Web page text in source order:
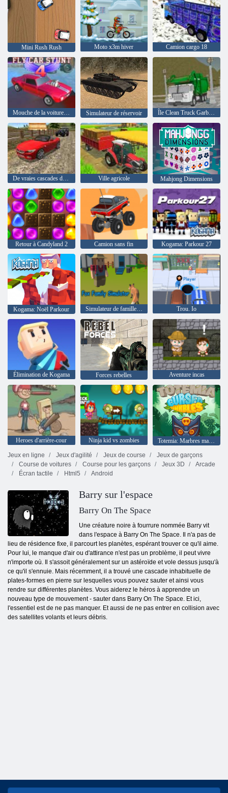
Mini Rush Rush Moto x3m hiver Camion cargo 18
Mouche de la voiture à voler 4 Simulateur de réservoir Île Clean Truck Garbage Sim
Ville agricole Mahjong Dimensions
Retour à Candyland 2 Camion sans fin Kogama: Parkour 27
Kogama: Noël Parkour Simulateur de famille Fox Trou. Io
Élimination de Kogama Forces rebelles Aventure incas
Heroes d'arrière-cour Ninja kid vs zombies
Totemia: Marbres maudits
Jeux en ligne
Jeux d'agilité Jeux de course
Jeux de garçons
Course de voitures
Course pour les garçons Jeux 3D
Arcade
Écran tactile
Html5 Android
Barry sur l'espace
Barry On The Space
Une créature noire à fourrure nommée Barry vit
dans l'espace à Barry On The Space. Il n'a pas de
lieu de résidence fixe, il parcourt les planètes, espérant trouver ce qu'il aime.
Pour lui, le manque d'air ou d'attirance n'est pas un problème, il peut vivre
n'importe où. Il s'assoit généralement sur un astéroïde et vole dessus jusqu'à
ce qu'il s'ennuie. Mais récemment, il a trouvé une cascade inhabituelle de
plates-formes en pierre sur lesquelles vous pouvez sauter et ainsi vous
rendre sur différentes planètes. Vous aiderez le héros à apprendre un
nouveau type de mouvement - sauter dans Barry On The Space. Et ici,
l'essentiel est de ne pas manquer. Et aussi de ne pas entrer en collision avec
des satellites volants et leurs débris.